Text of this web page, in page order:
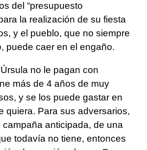
del “presupuesto
la realización de su fiesta
y el pueblo, que no siempre
puede caer en el engaño.
no le pagan con
más de 4 años de muy
y se los puede gastar en
quiera. Para sus adversarios,
campaña anticipada, de una
todavía no tiene, entonces